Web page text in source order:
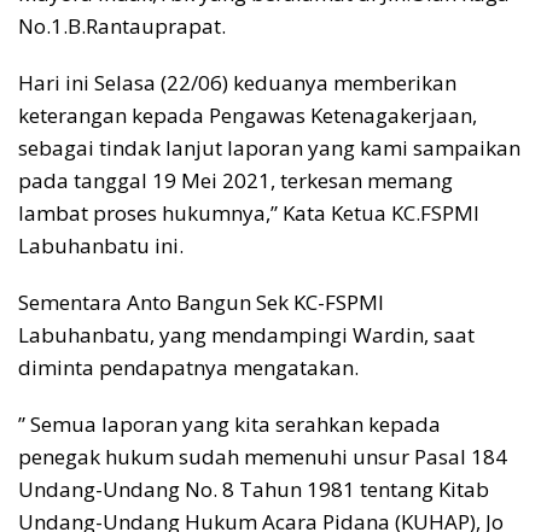
No.1.B.Rantauprapat.
Hari ini Selasa (22/06) keduanya memberikan
keterangan kepada Pengawas Ketenagakerjaan,
sebagai tindak lanjut laporan yang kami sampaikan
pada tanggal 19 Mei 2021, terkesan memang
lambat proses hukumnya,” Kata Ketua KC.FSPMI
Labuhanbatu ini.
Sementara Anto Bangun Sek KC-FSPMI
Labuhanbatu, yang mendampingi Wardin, saat
diminta pendapatnya mengatakan.
” Semua laporan yang kita serahkan kepada
penegak hukum sudah memenuhi unsur Pasal 184
Undang-Undang No. 8 Tahun 1981 tentang Kitab
Undang-Undang Hukum Acara Pidana (KUHAP), Jo